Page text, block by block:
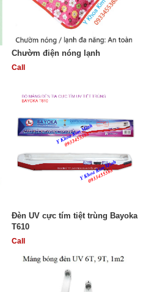
Chườm điện nóng lạnh
Call
Đèn UV cực tím tiệt trùng Bayoka
T610
Call